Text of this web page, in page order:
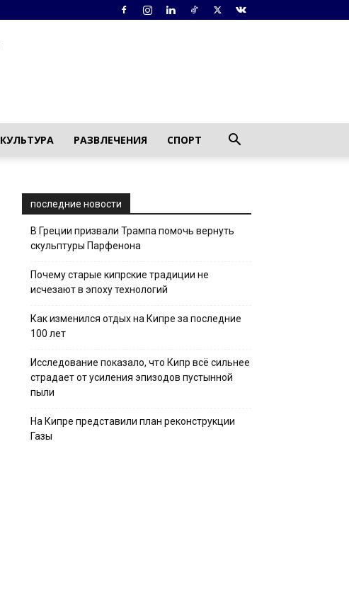
КУЛЬТУРА РАЗВЛЕЧЕНИЯ СПОРТ
последние новости
В Греции призвали Трампа помочь вернуть
скульптуры Парфенона
Почему старые кипрские традиции не
исчезают в эпоху технологий
Как изменился отдых на Кипре за последние
100 лет
Исследование показало, что Кипр всё сильнее
страдает от усиления эпизодов пустынной
пыли
На Кипре представили план реконструкции
Газы